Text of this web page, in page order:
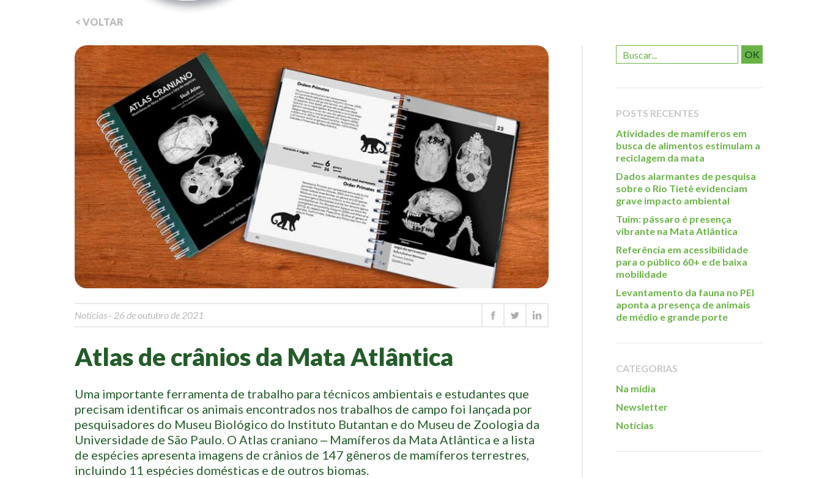
< VOLTAR
Notícias - 26 de outubro de 2021
Atlas de crânios da Mata Atlântica
Uma importante ferramenta de trabalho para técnicos ambientais e estudantes que
precisam identificar os animais encontrados nos trabalhos de campo foi lançada por
pesquisadores do Museu Biológico do Instituto Butantan e do Museu de Zoologia da
Universidade de São Paulo. O Atlas craniano ‒ Mamíferos da Mata Atlântica e a lista
de espécies apresenta imagens de crânios de 147 gêneros de mamíferos terrestres,
incluindo 11 espécies domésticas e de outros biomas.
OK
POSTS RECENTES
Atividades de mamíferos em
busca de alimentos estimulam a
reciclagem da mata
Dados alarmantes de pesquisa
sobre o Rio Tietê evidenciam
grave impacto ambiental
Tuim: pássaro é presença
vibrante na Mata Atlântica
Referência em acessibilidade
para o público 60+ e de baixa
mobilidade
Levantamento da fauna no PEI
aponta a presença de animais
de médio e grande porte
CATEGORIAS
Na mídia
Newsletter
Notícias